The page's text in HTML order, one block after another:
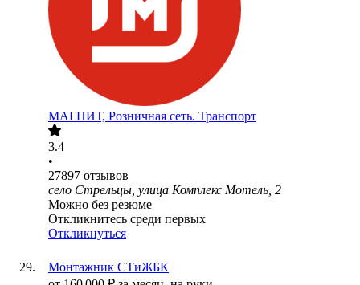
МАГНИТ, Розничная сеть. Транспорт
3.4
•
27897 отзывов
село Стрельцы, улица Комплекс Мотель, 2
Можно без резюме
Откликнитесь среди первых
Откликнуться
Монтажник СТиЖБК